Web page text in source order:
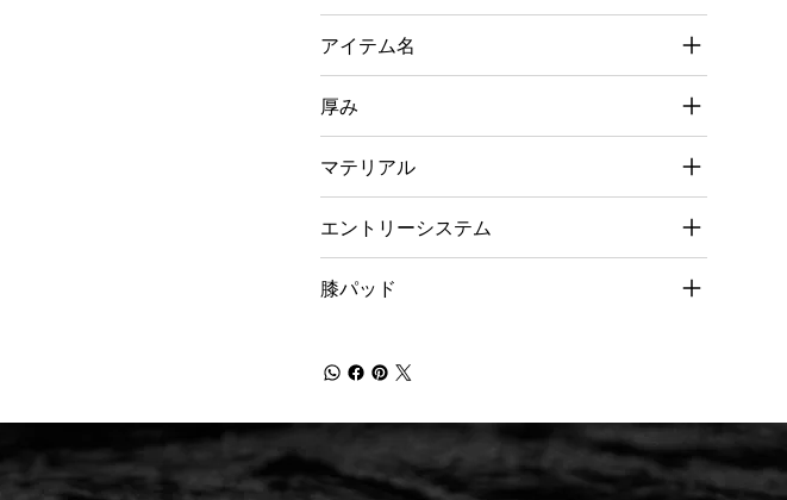
アイテム名
厚み
マテリアル
エントリーシステム
膝パッド